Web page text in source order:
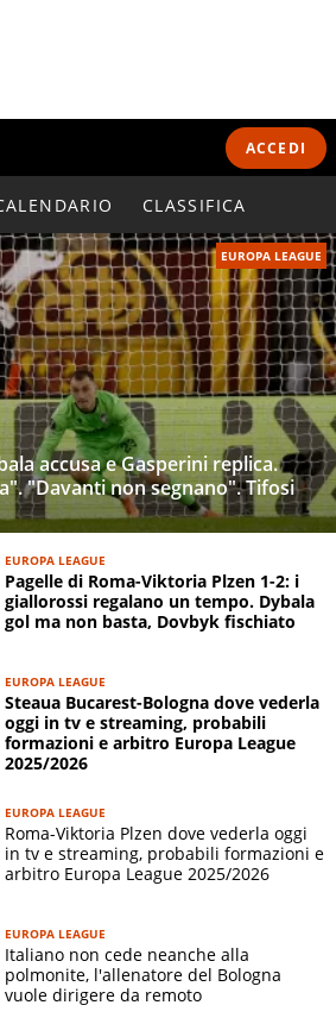
ACCEDI
CLASSIFICA
EUROPA LEAGUE
accusa e Gasperini replica.
"Davanti non segnano". Tifosi
EUROPA LEAGUE
Pagelle di Roma-Viktoria Plzen 1-2: i
giallorossi regalano un tempo. Dybala
gol ma non basta, Dovbyk fischiato
EUROPA LEAGUE
Steaua Bucarest-Bologna dove vederla
oggi in tv e streaming, probabili
formazioni e arbitro Europa League
2025/2026
EUROPA LEAGUE
Roma-Viktoria Plzen dove vederla oggi
in tv e streaming, probabili formazioni e
arbitro Europa League 2025/2026
EUROPA LEAGUE
Italiano non cede neanche alla
polmonite, l'allenatore del Bologna
vuole dirigere da remoto